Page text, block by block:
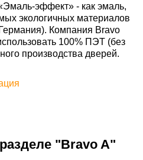
эффект» - как эмаль,
экологичных материалов
Компания Bravo
100% ПЭТ (без
производства дверей.
"Bravo A"